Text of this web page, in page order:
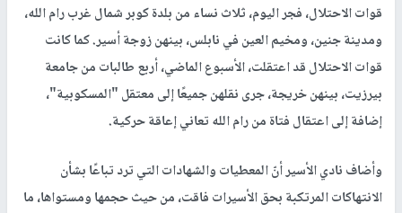
قوات الاحتلال، فجر اليوم، ثلاث نساء من بلدة كوبر شمال غرب رام الله،
ومدينة جنين، ومخيم العين في نابلس، بينهن زوجة أسير. كما كانت
قوات الاحتلال قد اعتقلت، الأسبوع الماضي، أربع طالبات من جامعة
بيرزيت، بينهن خريجة، جرى نقلهن جميعًا إلى معتقل "المسكوبية"،
إضافة إلى اعتقال فتاة من رام الله تعاني إعاقة حركية.
وأضاف نادي الأسير أنّ المعطيات والشهادات التي ترد تباعًا بشأن
الانتهاكات المرتكبة بحق الأسيرات فاقت، من حيث حجمها ومستواها، ما